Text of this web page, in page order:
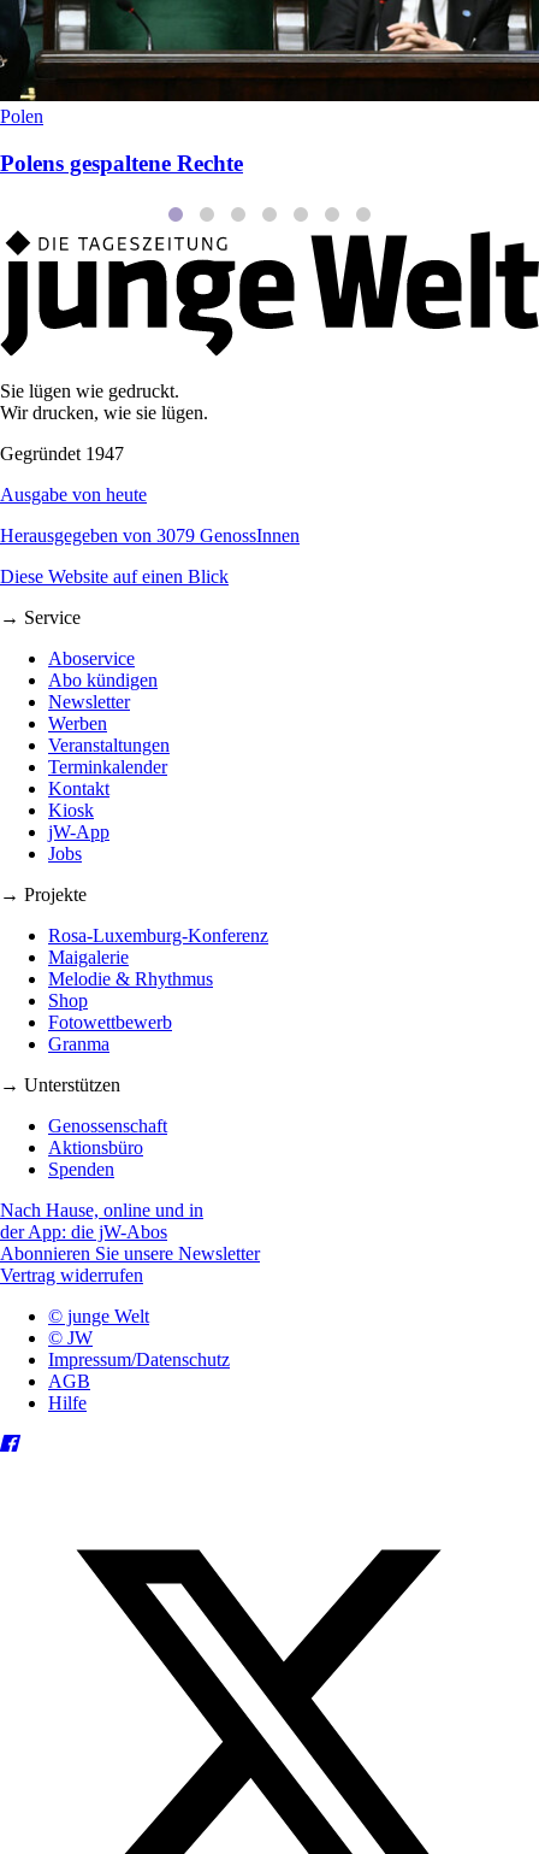
Polen
Polens gespaltene Rechte
Sie lügen wie gedruckt.
Wir drucken, wie sie lügen.
Gegründet 1947
Ausgabe von heute
Herausgegeben von 3079 GenossInnen
Diese Website auf einen Blick
→ Service
Aboservice
Abo kündigen
Newsletter
Werben
Veranstaltungen
Terminkalender
Kontakt
Kiosk
jW-App
Jobs
→ Projekte
Rosa-Luxemburg-Konferenz
Maigalerie
Melodie & Rhythmus
Shop
Fotowettbewerb
Granma
→ Unterstützen
Genossenschaft
Aktionsbüro
Spenden
Nach Hause, online und in
der App: die jW-Abos
Abonnieren Sie unsere Newsletter
Vertrag widerrufen
© junge Welt
© JW
Impressum/Datenschutz
AGB
Hilfe